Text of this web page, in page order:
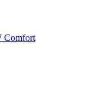
Comfort